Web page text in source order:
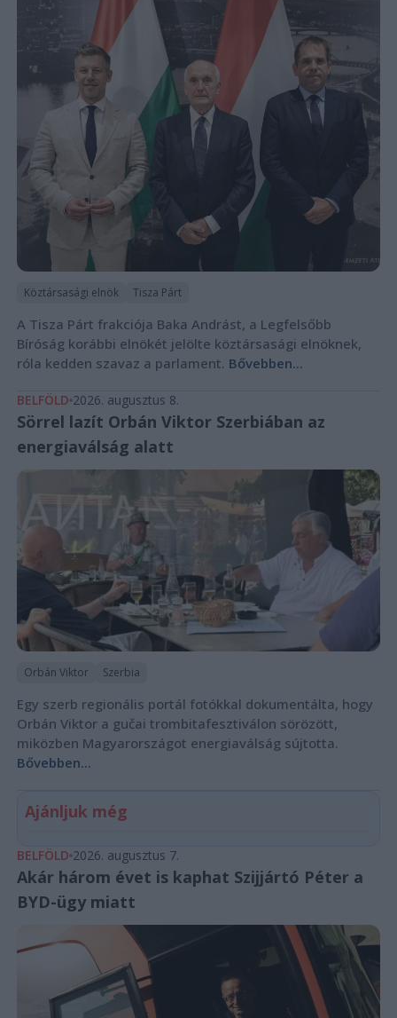
Köztársasági elnök Tisza Párt
A Tisza Párt frakciója Baka Andrást, a Legfelsőbb
Bíróság korábbi elnökét jelölte köztársasági elnöknek,
róla kedden szavaz a parlament. Bővebben...
BELFÖLD 2026. augusztus 8.
Sörrel lazít Orbán Viktor Szerbiában az
energiaválság alatt
Orbán Viktor Szerbia
Egy szerb regionális portál fotókkal dokumentálta, hogy
Orbán Viktor a gučai trombitafesztiválon sörözött,
miközben Magyarországot energiaválság sújtotta.
Bővebben...
Ajánljuk még
BELFÖLD 2026. augusztus 7.
Akár három évet is kaphat Szijjártó Péter a
BYD-ügy miatt